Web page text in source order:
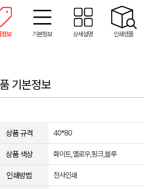
정보 기본정보 상세설명 인쇄샘플
기본정보
상품 규격 40*80
상품 색상 화이트,옐로우,핑크,블루
인쇄방법 전사인쇄